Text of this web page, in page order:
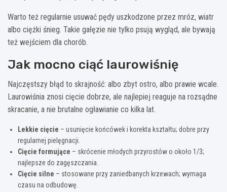
Warto też regularnie usuwać pędy uszkodzone przez mróz, wiatr
albo ciężki śnieg. Takie gałęzie nie tylko psują wygląd, ale bywają
też wejściem dla chorób.
Jak mocno ciąć laurowiśnię
Najczęstszy błąd to skrajność: albo zbyt ostro, albo prawie wcale.
Laurowiśnia znosi cięcie dobrze, ale najlepiej reaguje na rozsądne
skracanie, a nie brutalne ogławianie co kilka lat.
Lekkie cięcie – usunięcie końcówek i korekta kształtu; dobre przy
regularnej pielęgnacji.
Cięcie formujące – skrócenie młodych przyrostów o około 1/3;
najlepsze do zagęszczania.
Cięcie silne – stosowane przy zaniedbanych krzewach; wymaga
czasu na odbudowę.